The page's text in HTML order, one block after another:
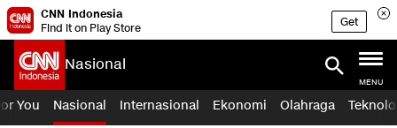
CNN Indonesia
Find it on Play Store
Get
Nasional
MENU
You Nasional Internasional Ekonomi Olahraga